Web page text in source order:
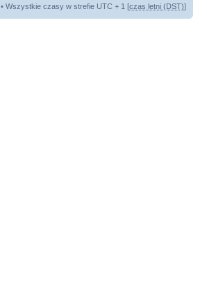
• Wszystkie czasy w strefie UTC + 1 [czas letni (DST)]